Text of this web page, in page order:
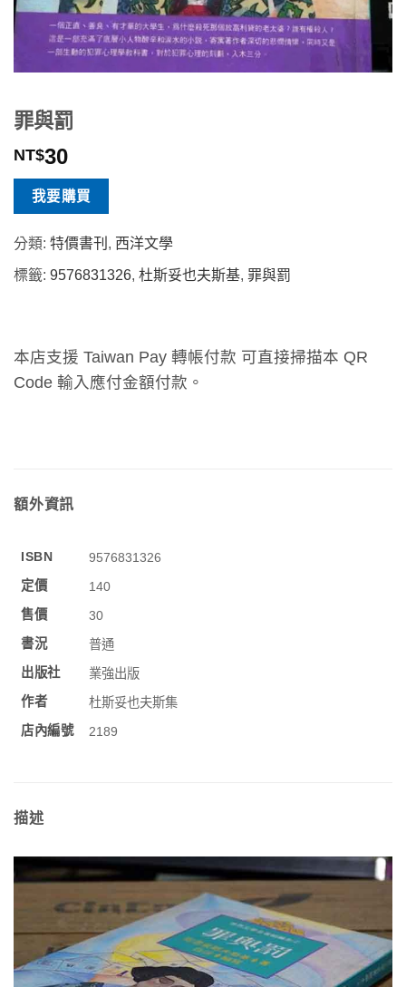
罪與罰
NT$30
我要購買
分類: 特價書刊 , 西洋文學
標籤: 9576831326, 杜斯妥也夫斯基, 罪與罰
本店支援 Taiwan Pay 轉帳付款 可直接掃描本 QR
Code 輸入應付金額付款。
額外資訊
ISBN
9576831326
定價
140
售價
30
書況
普通
出版社
業強出版
作者
杜斯妥也夫斯集
店內編號
2189
描述